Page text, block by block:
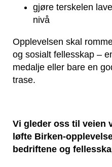
gjøre terskelen
nivå
Opplevelsen skal
og sosialt fellesskap –
medalje eller bare en
trase.
Vi gleder oss til veien
løfte Birken-
bedriftene og